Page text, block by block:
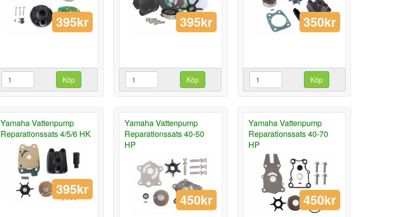
395kr
Köp
395kr
Köp
350kr
Köp
Yamaha Vattenpump
Reparationssats 4/5/6 HK
395kr
Yamaha Vattenpump
Reparationssats 40-50
HP
450kr
Yamaha Vattenpump
Reparationssats 40-70
HP
450kr